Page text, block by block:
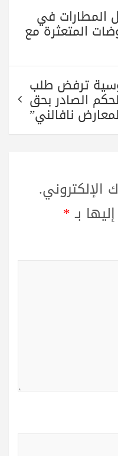
المطارات في
المتعثرة مع
ترفض طلب
الصادر بحق
نافالني”
الإلكتروني.
بـ*